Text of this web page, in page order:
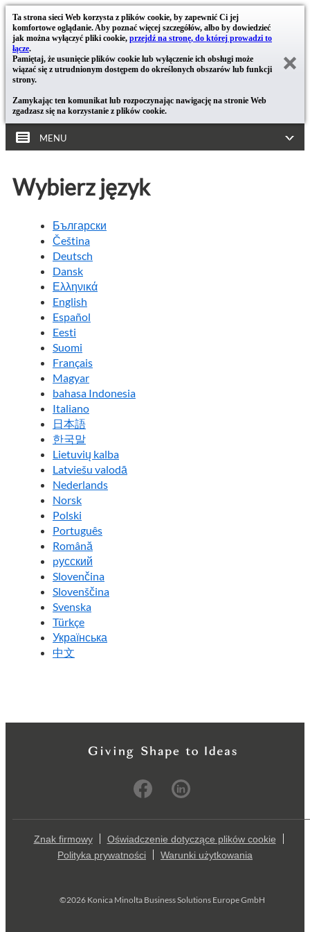
Ta strona sieci Web korzysta z plików cookie, by zapewnić Ci jej
komfortowe oglądanie. Aby poznać więcej szczegółów, albo by dowiedzieć
jak można wyłączyć pliki cookie, przejdź na stronę, do której prowadzi to
łącze.
Pamiętaj, że usunięcie plików cookie lub wyłączenie ich obsługi może
wiązać się z utrudnionym dostępem do określonych obszarów lub funkcji
strony.
Zamykając ten komunikat lub rozpoczynając nawigację na stronie Web
zgadzasz się na korzystanie z plików cookie.
MENU
Wybierz język
Български
Čeština
Deutsch
Dansk
Ελληνικά
English
Español
Eesti
Suomi
Français
Magyar
bahasa Indonesia
Italiano
日本語
한국말
Lietuvių kalba
Latviešu valodā
Nederlands
Norsk
Polski
Português
Română
pусский
Slovenčina
Slovenščina
Svenska
Türkçe
Українська
中文
Znak firmowy
Oświadczenie dotyczące plików cookie
Polityka prywatności
Warunki użytkowania
©2026 Konica Minolta Business Solutions Europe GmbH